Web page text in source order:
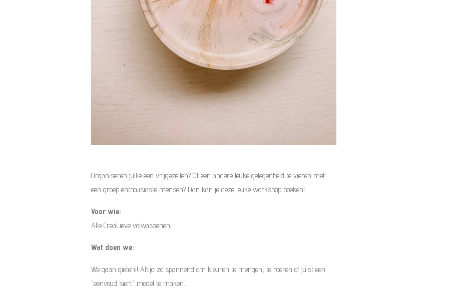
Organiseren jullie een vrijgezellen? Of een andere leuke gelegenheid te vieren met
een groep enthousiaste mensen? Dan kan je deze leuke workshop boeken!
Voor wie:
Alle CreaLieve volwassenen
Wat doen we:
We gaan gieten!! Altijd zo spannend om kleuren te mengen, te roeren of juist een
'eenvoud siert' model te maken...